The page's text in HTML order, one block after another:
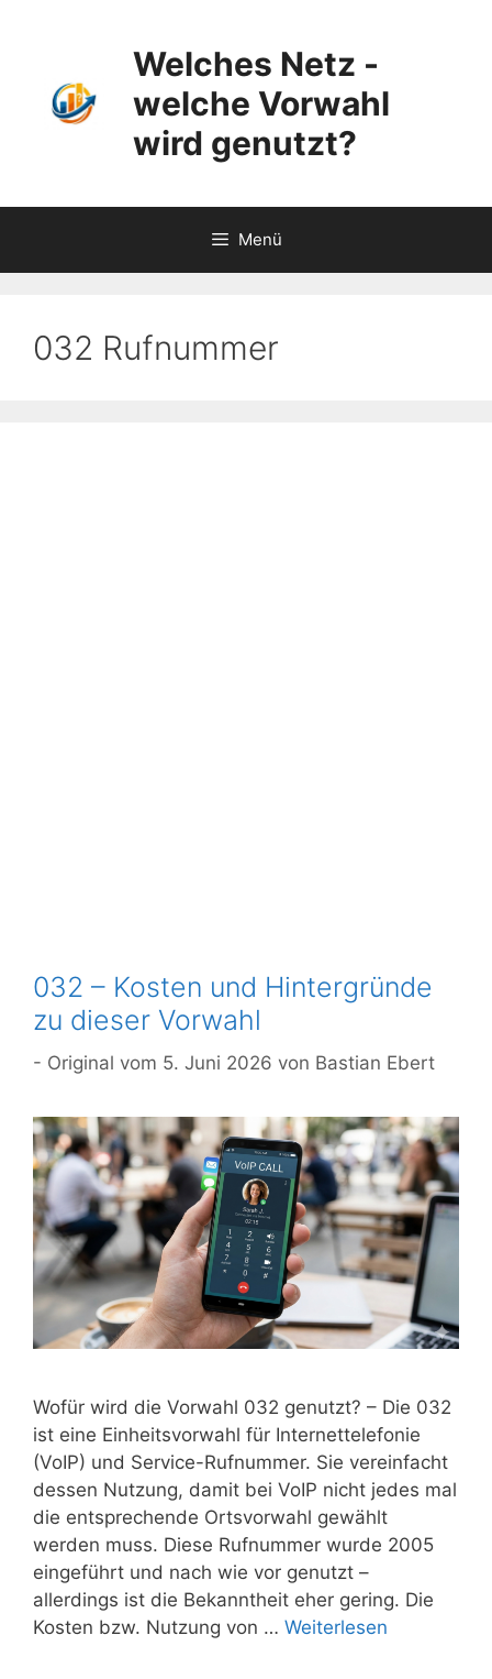
Welches Netz -
welche Vorwahl
wird genutzt?
Menü
032 Rufnummer
032 – Kosten und Hintergründe
zu dieser Vorwahl
5. Juni 2026 von Bastian Ebert
Wofür wird die Vorwahl 032 genutzt? – Die 032
ist eine Einheitsvorwahl für Internettelefonie
(VoIP) und Service-Rufnummer. Sie vereinfacht
dessen Nutzung, damit bei VoIP nicht jedes mal
die entsprechende Ortsvorwahl gewählt
werden muss. Diese Rufnummer wurde 2005
eingeführt und nach wie vor genutzt –
allerdings ist die Bekanntheit eher gering. Die
Kosten bzw. Nutzung von … Weiterlesen